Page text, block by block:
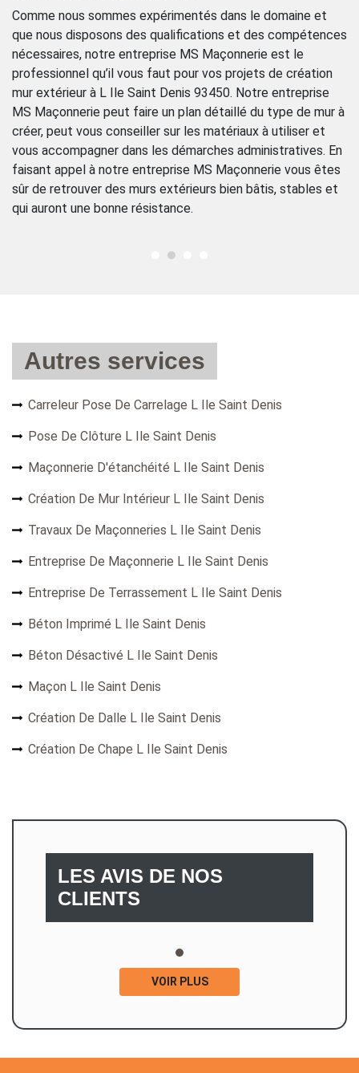
Comme nous sommes expérimentés dans le domaine et
que nous disposons des qualifications et des compétences
nécessaires, notre entreprise MS Maçonnerie est le
professionnel qu’il vous faut pour vos projets de création
mur extérieur à L Ile Saint Denis 93450. Notre entreprise
MS Maçonnerie peut faire un plan détaillé du type de mur à
créer, peut vous conseiller sur les matériaux à utiliser et
vous accompagner dans les démarches administratives. En
faisant appel à notre entreprise MS Maçonnerie vous êtes
sûr de retrouver des murs extérieurs bien bâtis, stables et
qui auront une bonne résistance.
Autres services
Carreleur Pose De Carrelage L Ile Saint Denis
Pose De Clôture L Ile Saint Denis
Maçonnerie D'étanchéité L Ile Saint Denis
Création De Mur Intérieur L Ile Saint Denis
Travaux De Maçonneries L Ile Saint Denis
Entreprise De Maçonnerie L Ile Saint Denis
Entreprise De Terrassement L Ile Saint Denis
Béton Imprimé L Ile Saint Denis
Béton Désactivé L Ile Saint Denis
Maçon L Ile Saint Denis
Création De Dalle L Ile Saint Denis
Création De Chape L Ile Saint Denis
LES AVIS DE NOS
CLIENTS
VOIR PLUS